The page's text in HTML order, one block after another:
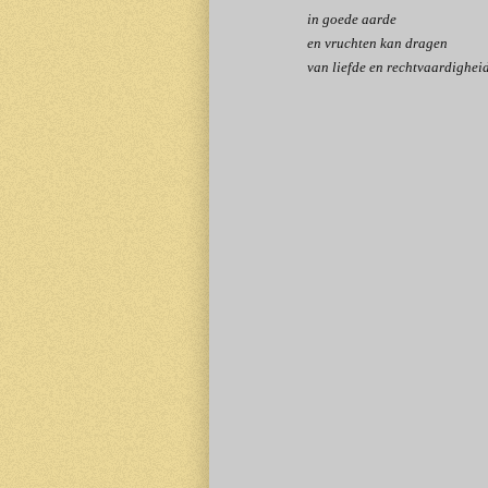
in goede aarde
en vruchten kan dragen
van liefde en